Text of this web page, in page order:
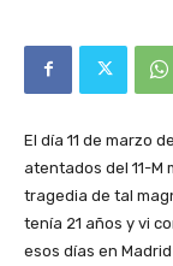
El día 11 de marzo
atentados del 11-M
tragedia de tal
tenía 21 años y vi
esos días en